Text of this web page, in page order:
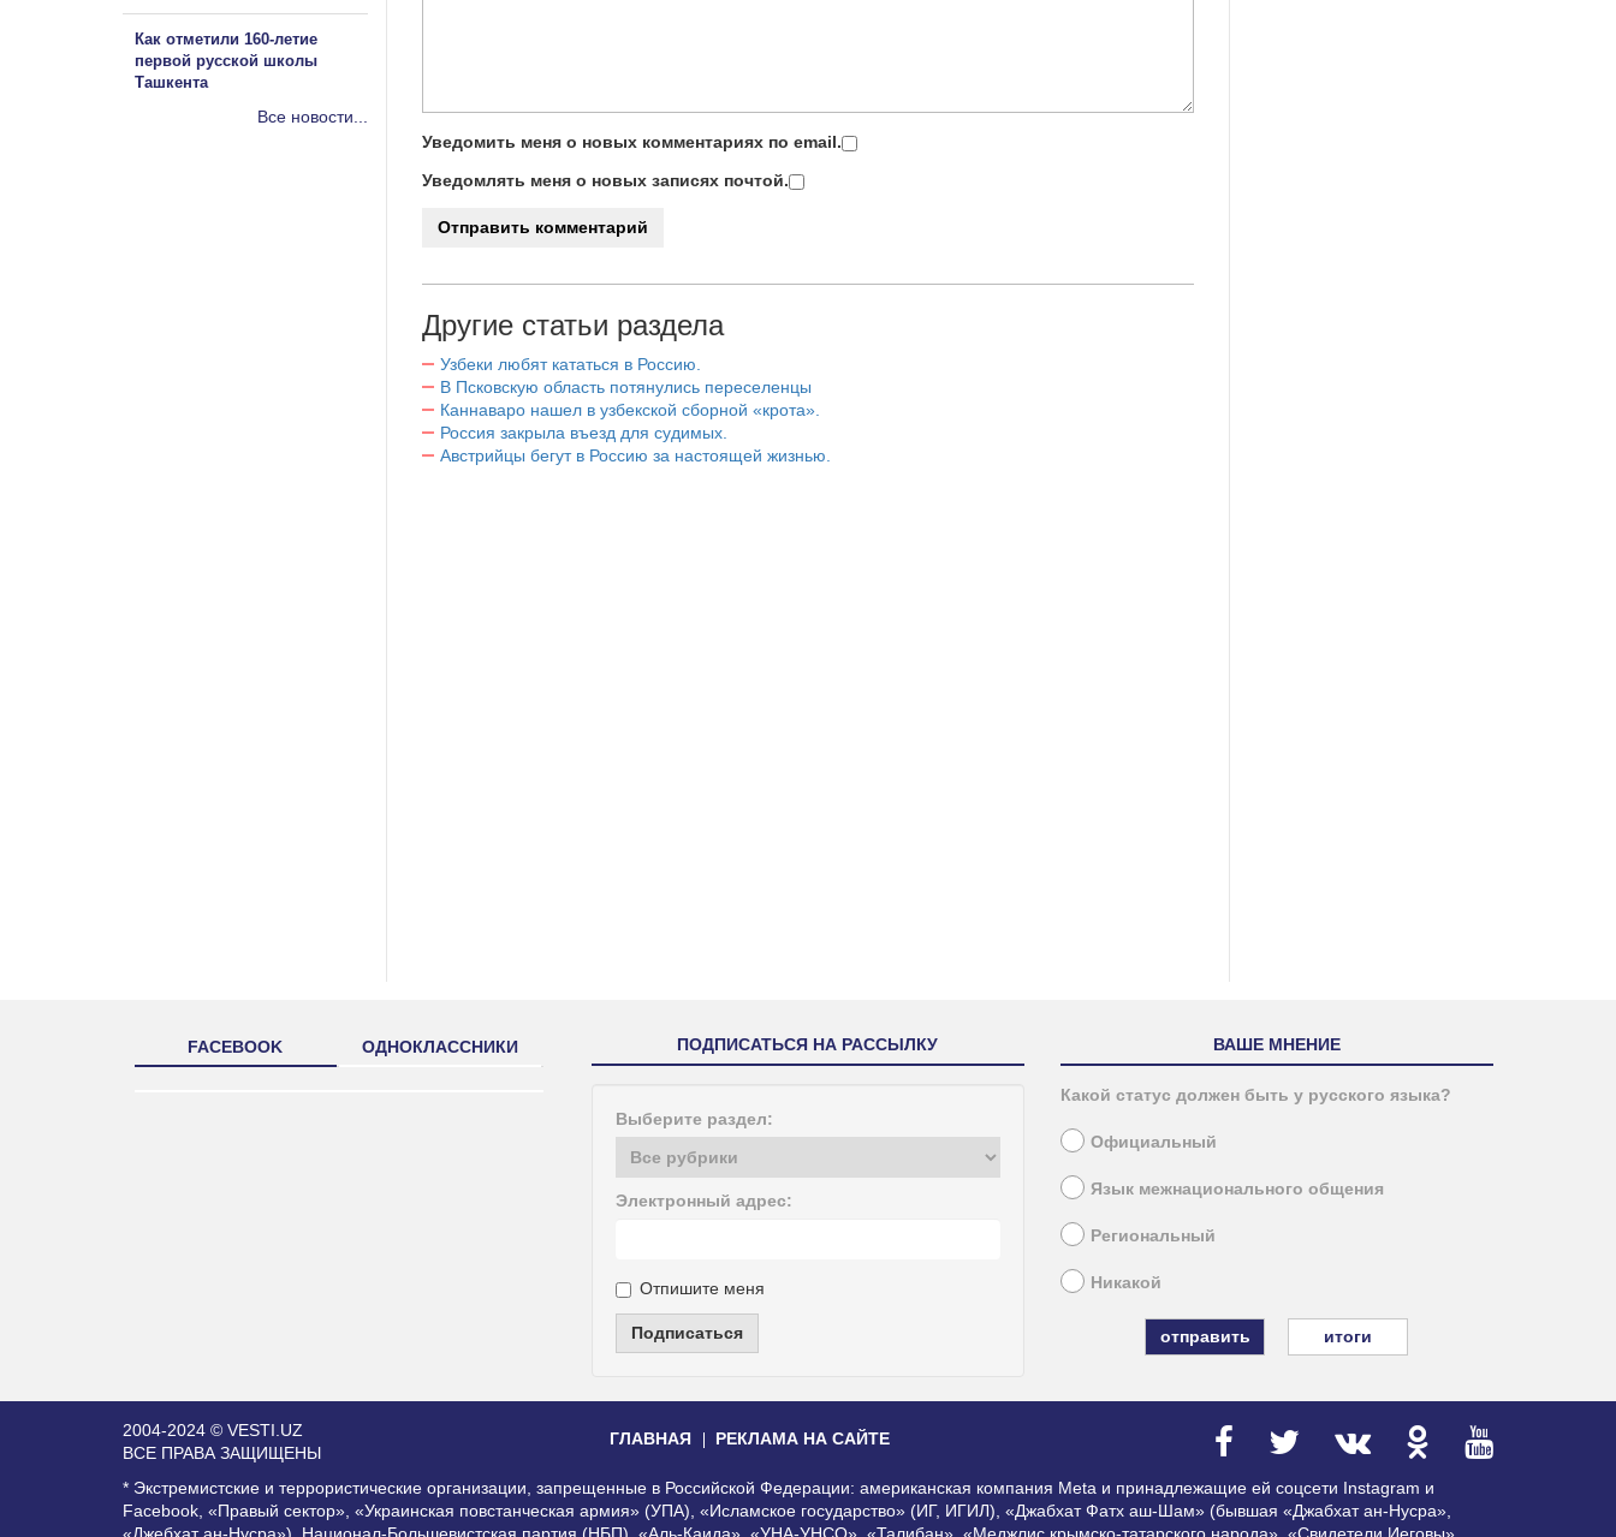
Уведомить меня о новых комментариях по email.
Уведомлять меня о новых записях почтой.
Другие статьи раздела
Узбеки любят кататься в Россию.
В Псковскую область потянулись переселенцы
Каннаваро нашел в узбекской сборной «крота».
Россия закрыла въезд для судимых.
Австрийцы бегут в Россию за настоящей жизнью.
Как отметили 160-летие
первой русской школы
Ташкента
Все новости...
FACEBOOK ОДНОКЛАССНИКИ ПОДПИСАТЬСЯ НА РАССЫЛКУ
Выберите раздел:
Электронный адрес:
Отпишите меня
Подписаться
ВАШЕ МНЕНИЕ
Какой статус должен быть у русского языка?
Официальный
Язык межнационального общения
Региональный
Никакой
итоги
2004-2024 © VESTI.UZ
ВСЕ ПРАВА ЗАЩИЩЕНЫ
ГЛАВНАЯ РЕКЛАМА НА САЙТЕ
* Экстремистские и террористические организации, запрещенные в Российской Федерации: американская компания Meta и принадлежащие ей соцсети Instagram и
Facebook, «Правый сектор», «Украинская повстанческая армия» (УПА), «Исламское государство» (ИГ, ИГИЛ), «Джабхат Фатх аш-Шам» (бывшая «Джабхат ан-Нусра»,
«Джебхат ан-Нусра»), Национал-Большевистская партия (НБП), «Аль-Каида», «УНА-УНСО», «Талибан», «Меджлис крымско-татарского народа», «Свидетели Иеговы»,